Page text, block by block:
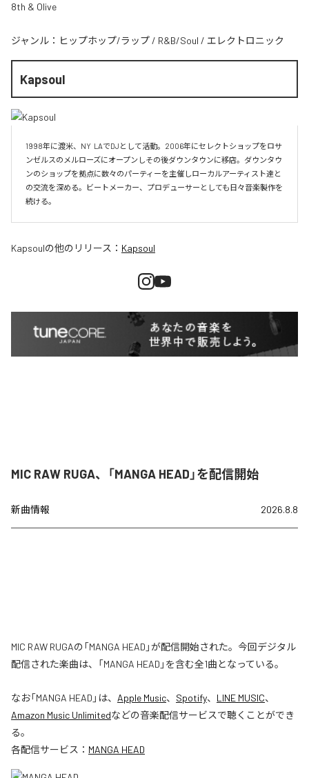
8th & Olive
ジャンル： ヒップホップ/ラップ / R&B/Soul / エレクトロニック
Kapsoul
1998年に渡米、NY  LAでDJとして活動。2006年にセレクトショップをロサ
ンゼルスのメルローズにオープンしその後ダウンタウンに移店。ダウンタウ
ンのショップを拠点に数々のパーティーを主催しローカルアーティスト達と
の交流を深める。ビートメーカー、プロデューサーとしても日々音楽製作を
続ける。
Kapsoulの他のリリース： Kapsoul
MIC RAW RUGA、「MANGA HEAD」を配信開始
新曲情報 2026.8.8
MIC RAW RUGAの「MANGA HEAD」が配信開始された。今回デジタル
配信された楽曲は、「MANGA HEAD」を含む全1曲となっている。
なお「MANGA HEAD 」は、 Apple Music、 Spotify、 LINE MUSIC、
Amazon Music Unlimitedなどの音楽配信サービスで聴くことができ
る。
各配信サービス： MANGA HEAD